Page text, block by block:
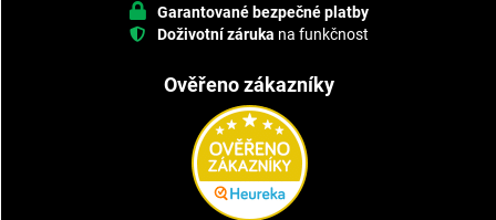
Garantované bezpečné platby
Doživotní záruka na funkčnost
Ověřeno zákazníky